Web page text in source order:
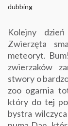
dubbing
Kolejny
Zwierzęta
meteoryt.
zwierzaków
stwory o
zoo ogarnia
który do tej
bystra